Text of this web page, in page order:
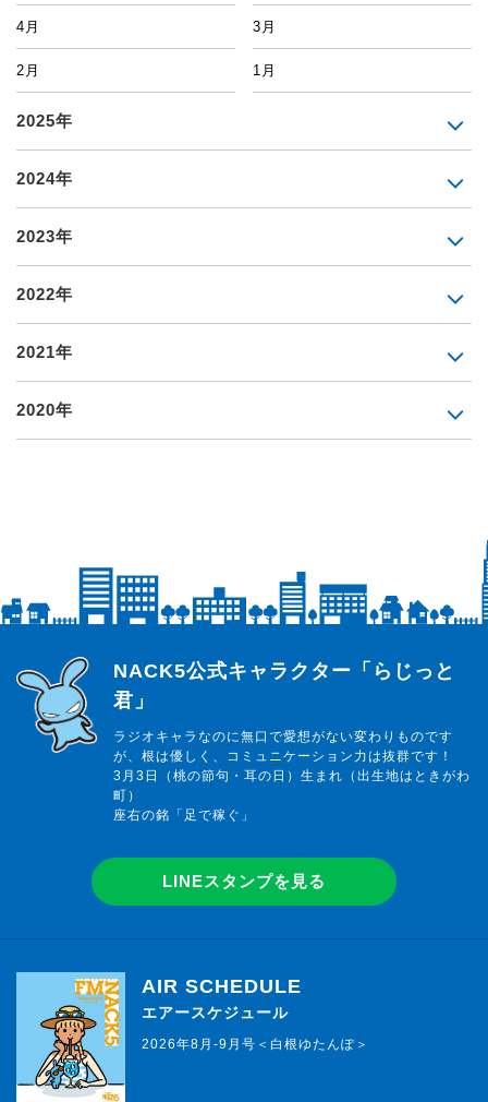
4月 3月
2月 1月
2025年
2024年
2023年
2022年
2021年
2020年
らじっと君
NACK5公式キャラクター「らじっと
君」
ラジオキャラなのに無口で愛想がない変わりものです
が、根は優しく、コミュニケーション力は抜群です！
3月3日（桃の節句・耳の日）生まれ（出生地はときがわ
町）
座右の銘「足で稼ぐ」
LINEスタンプを見る
AIR SCHEDULE
エアースケジュール
2026年8月-9月号＜白根ゆたんぽ＞